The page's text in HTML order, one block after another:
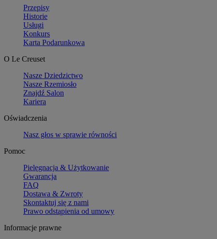
Przepisy
Historie
Usługi
Konkurs
Karta Podarunkowa
O Le Creuset
Nasze Dziedzictwo
Nasze Rzemiosło
Znajdź Salon
Kariera
Oświadczenia
Nasz głos w sprawie równości
Pomoc
Pielęgnacja & Użytkowanie
Gwarancja
FAQ
Dostawa & Zwroty
Skontaktuj się z nami
Prawo odstąpienia od umowy
Informacje prawne